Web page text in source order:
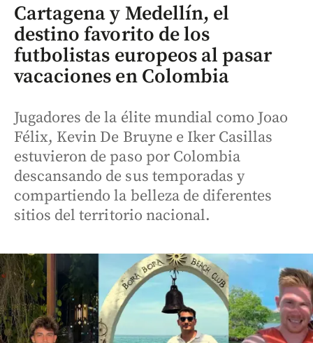
Cartagena y Medellín, el
destino favorito de los
futbolistas europeos al pasar
vacaciones en Colombia
Jugadores de la élite mundial como Joao
Félix, Kevin De Bruyne e Iker Casillas
estuvieron de paso por Colombia
descansando de sus temporadas y
compartiendo la belleza de diferentes
sitios del territorio nacional.